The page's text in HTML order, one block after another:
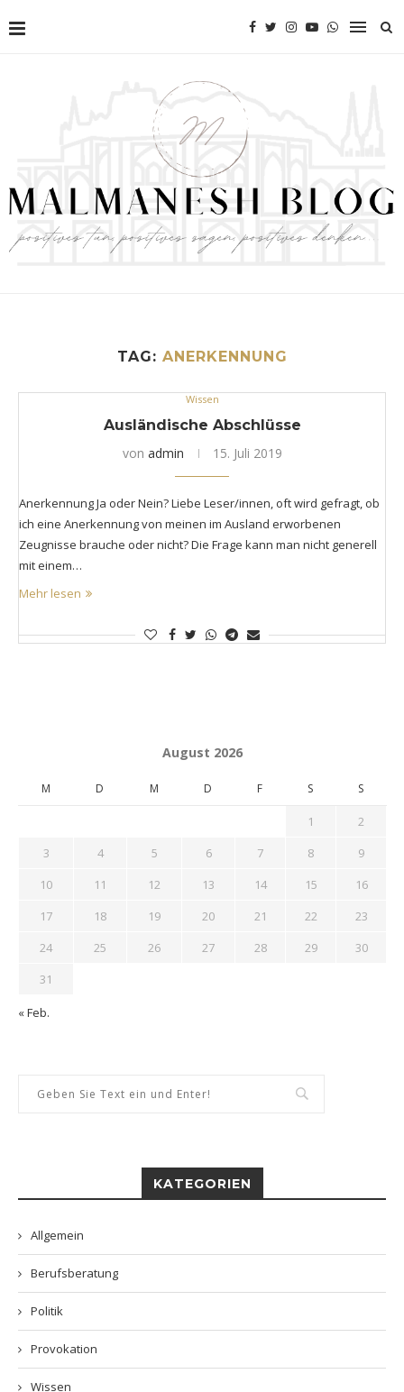
TAG: ANERKENNUNG
Wissen
Ausländische Abschlüsse
von admin 15. Juli 2019
Anerkennung Ja oder Nein? Liebe Leser/innen, oft wird gefragt, ob
ich eine Anerkennung von meinen im Ausland erworbenen
Zeugnisse brauche oder nicht? Die Frage kann man nicht generell
mit einem…
Mehr lesen
August 2026
M D M D F S S
1
2
3
4 5 6 7 8
9
10
11 12 13 14 15
16
17
18 19 20 21 22
23
24
25 26 27 28 29
30
31
« Feb.
KATEGORIEN
Allgemein
Berufsberatung
Politik
Provokation
Wissen